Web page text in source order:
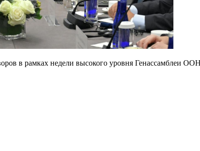
в рамках недели высокого уровня Генассамблеи